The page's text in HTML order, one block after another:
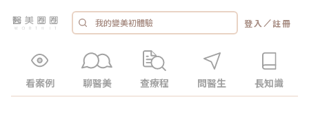
登入 ／註冊
看案例 聊醫美 查療程 問醫生 長知識